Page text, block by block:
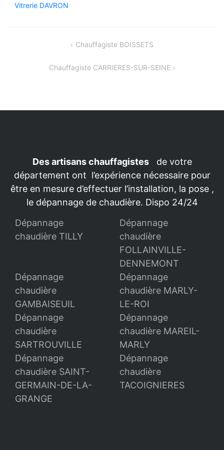
Vitrerie DAVRON
Chauffagiste BOISSETS
Chauffagiste CARRIERES-SUR-SEINE
Des artisans chauffagistesde votre
département ont l’expérience nécessaire pour
être en mesure d’effectuer l’installation, la pose ,
le dépannage de chaudière. Dispo 24/24
Dépannage
chaudière TILLY
Dépannage
chaudière
FOLLAINVILLE-
DENNEMONT
Dépannage
chaudière
GAMBAISEUIL
Dépannage
chaudière MARLY-
LE-ROI
Dépannage
chaudière
SARTROUVILLE
Dépannage
chaudière MAREIL-
MARLY
Dépannage
chaudière SAINT-
GERMAIN-DE-LA-
GRANGE
Dépannage
chaudière
TACOIGNIERES